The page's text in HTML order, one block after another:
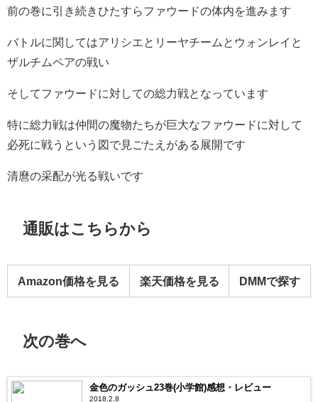
前の巻に引き続きひたすらファウードの体内を進みます
バトルに関してはアリシエとリーヤチームとウォンレイと
ザルチムペアの戦い
そしてファウードに対しての総力戦となっています
特に総力戦は仲間の魔物たちが巨大なファウードに対して
必死に戦うという図で見ごたえがある展開です
清麿の采配が光る戦いです
通販はこちらから
Amazon価格を見る 楽天価格を見る DMMで探す
次の巻へ
金色のガッシュ23巻(小学館)感想・レビュー
2018.2.8